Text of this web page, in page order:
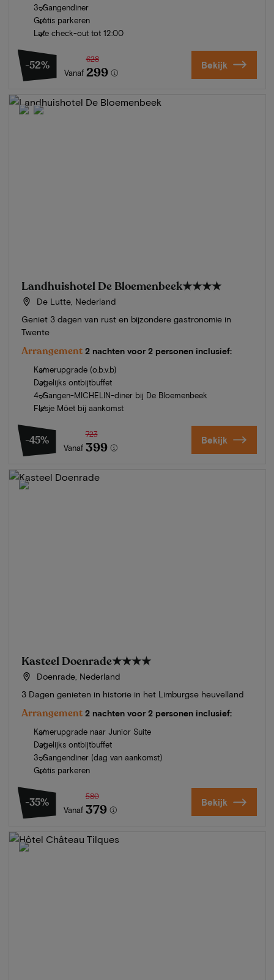
3-Gangendiner
Gratis parkeren
Late check-out tot 12:00
-52%
Vanaf
628
299 Bekijk
Landhuishotel De Bloemenbeek★★★★
De Lutte, Nederland
Geniet 3 dagen van rust en bijzondere gastronomie in
Twente
Arrangement 2 nachten voor 2 personen inclusief:
Kamerupgrade (o.b.v.b)
Dagelijks ontbijtbuffet
4-Gangen-MICHELIN-diner bij De Bloemenbeek
Flesje Möet bij aankomst
-45%
Vanaf
723
399 Bekijk
Kasteel Doenrade★★★★
Doenrade, Nederland
3 Dagen genieten in historie in het Limburgse heuvelland
Arrangement 2 nachten voor 2 personen inclusief:
Kamerupgrade naar Junior Suite
Dagelijks ontbijtbuffet
3-Gangendiner (dag van aankomst)
Gratis parkeren
-35%
Vanaf
580
379 Bekijk